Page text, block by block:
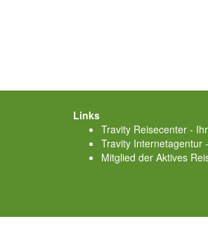
Links
Travity Reisecenter -
Travity Internetagentur
Mitglied der Aktives